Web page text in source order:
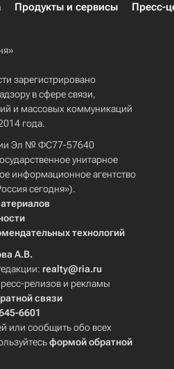
Продукты и сервисы Пресс-
зарегистрировано
в сфере связи,
и массовых коммуникаций
года.
Эл № ФС77-57640
унитарное
информационное агентство
сегодня»).
технологий
А.В.
realty@ria.ru
релизов и рекламы
связи
6601
или сообщить обо всех
формой обратной